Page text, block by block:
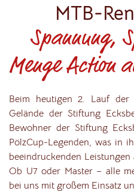
MTB-
Spannung,
Menge Action
Beim heutigen 2. Lauf
Gelände der Stiftung
Bewohner der Stiftung
PölzCup-Legenden, was in
beeindruckenden
Ob U7 oder Master – alle
bei uns mit großem Einsatz